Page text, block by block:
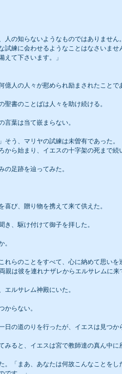
人の知らないようなものではありませ
試練に会わせるようなことはなさいま
えて下さいます。」
億人の人々が慰められ励まされたことで
書のことばは人々を助け続ける。
言葉は当て嵌まらない。
そう、マリヤの試練は未曽有であった。
から始まり、イエスの十字架の死まで続
の足跡を辿ってみた。
び、贈り物を携えて来て供えた。
、駆け付けて御子を拝した。
。
れらのことをすべて、心に納めて思いを
親は彼を連れナザレからエルサレムに来
エルサレム神殿にいた。
からない。
日の道のりを行ったが、イエスは見つか
みると、イエスは宮で教師達の真ん中に
。「まあ、あなたは何故こんなことをし